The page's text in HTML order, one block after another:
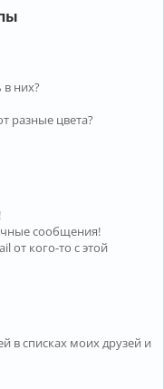
в них?
разные цвета?
сообщения!
от кого-то с этой
в списках моих друзей и